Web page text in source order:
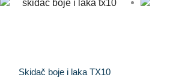
Skidač boje i laka TX10